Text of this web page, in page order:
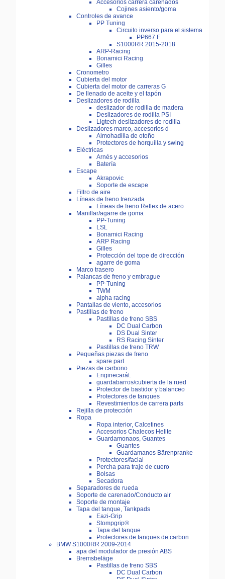
Accesorios carrera carenados
Cojines asiento/goma
Controles de avance
PP Tuning
Circuito inverso para el sistema
PP667.F
S1000RR 2015-2018
ARP-Racing
Bonamici Racing
Gilles
Cronometro
Cubierta del motor
Cubierta del motor de carreras G
De llenado de aceite y el tapón
Deslizadores de rodilla
deslizador de rodilla de madera
Deslizadores de rodilla PSI
Ligtech deslizadores de rodilla
Deslizadores marco, accesorios d
Almohadilla de otoño
Protectores de horquilla y swing
Eléctricas
Arnés y accesorios
Batería
Escape
Akrapovic
Soporte de escape
Filtro de aire
Líneas de freno trenzada
Líneas de freno Reflex de acero
Manillar/agarre de goma
PP-Tuning
LSL
Bonamici Racing
ARP Racing
Gilles
Protección del tope de dirección
agarre de goma
Marco trasero
Palancas de freno y embrague
PP-Tuning
TWM
alpha racing
Pantallas de viento, accesorios
Pastillas de freno
Pastillas de freno SBS
DC Dual Carbon
DS Dual Sinter
RS Racing Sinter
Pastillas de freno TRW
Pequeñas piezas de freno
spare part
Piezas de carbono
Enginecarát.
guardabarros/cubierta de la rued
Protector de bastidor y balanceo
Protectores de tanques
Revestimientos de carrera parts
Rejilla de protección
Ropa
Ropa interior, Calcetines
Accesorios Chalecos Helite
Guardamonaos, Guantes
Guantes
Guardamanos Bärenpranke
Protectores/facial
Percha para traje de cuero
Bolsas
Secadora
Separadores de rueda
Soporte de carenado/Conducto air
Soporte de montaje
Tapa del tanque, Tankpads
Eazi-Grip
Stompgrip®
Tapa del tanque
Protectores de tanques de carbon
BMW S1000RR 2009-2014
apa del modulador de presión ABS
Bremsbeläge
Pastillas de freno SBS
DC Dual Carbon